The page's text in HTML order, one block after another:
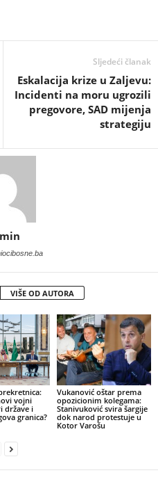
Sljedeći članak
Eskalacija krize u Zaljevu:
Incidenti na moru ugrozili
pregovore, SAD mijenja
strategiju
VIŠE OD AUTORA
vojni
države i
granica?
Vukanović oštar prema
opozicionim kolegama:
Stanivuković svira šargije
dok narod protestuje u
Kotor Varošu